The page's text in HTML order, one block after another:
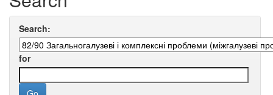
Search:
for